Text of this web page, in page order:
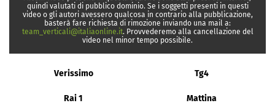
quindi valutati di pubblico dominio. Se i soggetti presenti in questi
video o gli autori avessero qualcosa in contrario alla pubblicazione,
basterà fare richiesta di rimozione inviando una mail a:
team_verticali@italiaonline.it. Provvederemo alla cancellazione del
video nel minor tempo possibile.
Verissimo Tg4
Rai 1 Mattina